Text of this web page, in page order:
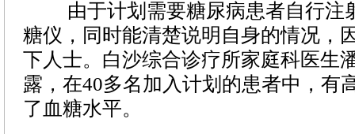
由于计划需要糖尿病患者自行注
糖仪，同时能清楚说明自身的情况，
下人士。白沙综合诊疗所家庭科医生
露，在40多名加入计划的患者中，有
了血糖水平。